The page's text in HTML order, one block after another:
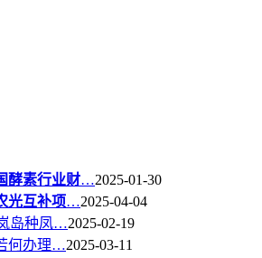
酵素行业财…2025-01-30
光互补项…2025-04-04
岛种凤…2025-02-19
何办理…2025-03-11